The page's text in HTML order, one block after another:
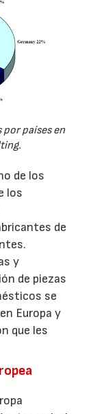
países en
de los
los
de
y
de piezas
se
Europa y
que les